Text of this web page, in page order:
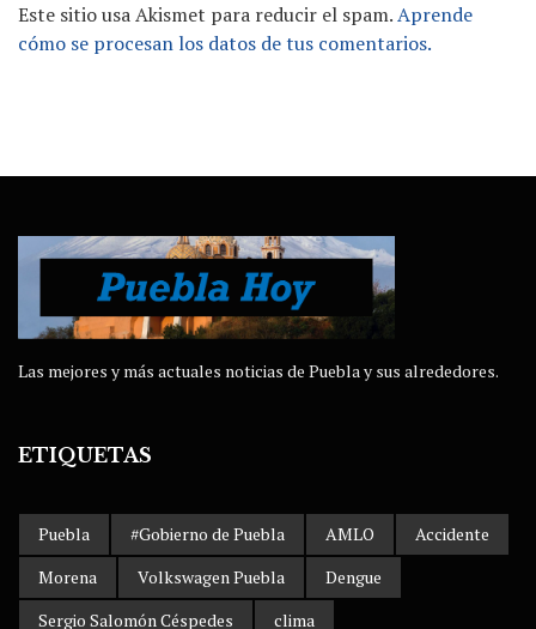
Este sitio usa Akismet para reducir el spam.Aprende
cómo se procesan los datos de tus comentarios.
Las mejores y más actuales noticias de Puebla y sus alrededores.
ETIQUETAS
Puebla #Gobierno de Puebla AMLO
Accidente
Morena
Volkswagen Puebla
Dengue
Sergio Salomón Céspedes
clima